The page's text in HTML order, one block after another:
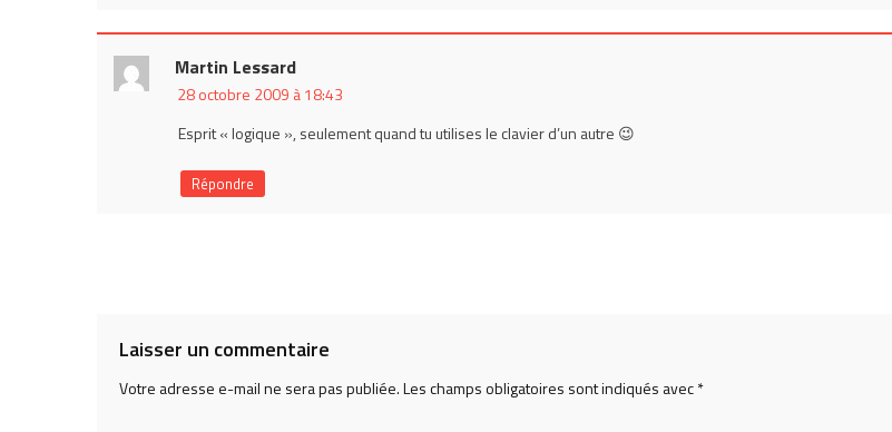
Martin Lessard
28 octobre 2009 à 18:43
Esprit « logique », seulement quand tu utilises le clavier d’un autre 😉
Répondre
Laisser un commentaire
Votre adresse e-mail ne sera pas publiée.Les champs obligatoires sont indiqués avec*